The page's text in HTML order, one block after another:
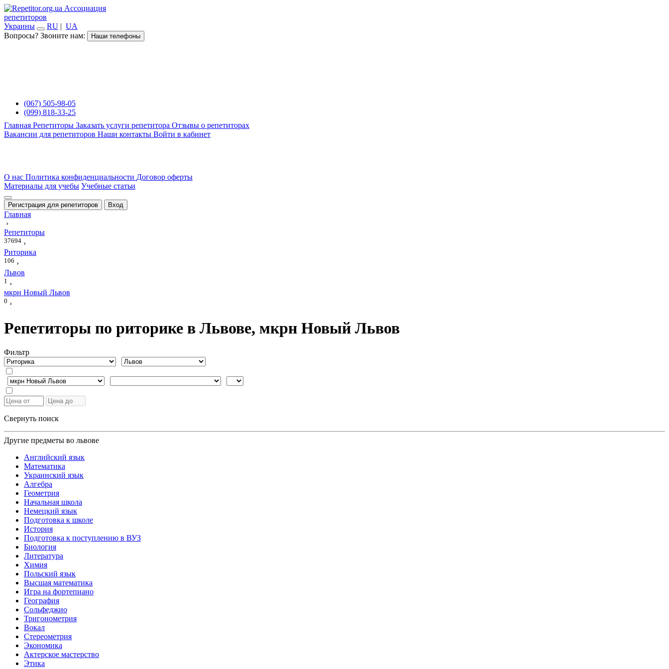
Ассоциация
репетиторов
Украины
RU | UA
Вопросы? Звоните нам:
Наши телефоны
(067) 505-98-05
(099) 818-33-25
Главная Репетиторы Заказать услуги репетитора Отзывы о репетиторах
Вакансии для репетиторов Наши контакты Войти в кабинет
О нас Политика конфиденциальности Договор оферты
Материалы для учебы Учебные статьи
Регистрация для репетиторов Вход
Главная
›
Репетиторы
37694 ›
Риторика
106 ›
Львов
1 ›
мкрн Новый Львов
0 ›
Репетиторы по риторике в Львове, мкрн Новый Львов
Фильтр
Свернуть поиск
Другие предметы во львове
Английский язык
Математика
Украинский язык
Алгебра
Геометрия
Начальная школа
Немецкий язык
Подготовка к школе
История
Подготовка к поступлению в ВУЗ
Биология
Литература
Химия
Польский язык
Высшая математика
Игра на фортепиано
География
Сольфеджио
Тригонометрия
Вокал
Стереометрия
Экономика
Актерское мастерство
Этика